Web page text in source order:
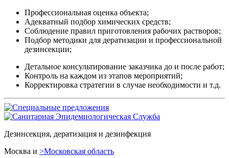
Профессиональная оценка объекта;
Адекватный подбор химических средств;
Соблюдение правил приготовления рабочих растворов;
Подбор методики для дератизации и профессиональной
дезинсекции;
Детальное консультирование заказчика до и после работ;
Контроль на каждом из этапов мероприятий;
Корректировка стратегии в случае необходимости и т.д.
Дезинсекция, дератизация и дезинфекция
Москва и >Московская область